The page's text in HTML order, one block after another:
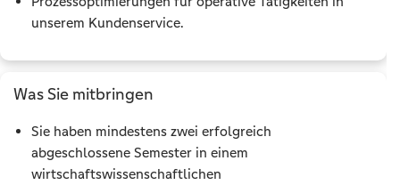
unserem Kundenservice.
Was Sie mitbringen
Sie haben mindestens zwei erfolgreich
abgeschlossene Semester in einem
wirtschaftswissenschaftlichen